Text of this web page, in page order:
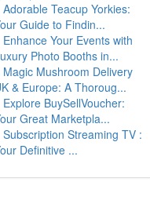
Adorable Teacup Yorkies:
Guide to Findin...
Enhance Your Events with
Photo Booths in...
Magic Mushroom Delivery
& Europe: A Thoroug...
Explore BuySellVoucher:
Great Marketpla...
Subscription Streaming TV :
Definitive ...